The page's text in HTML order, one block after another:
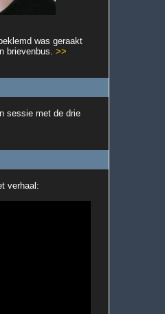
was geraakt
brievenbus. >>
sessie met de drie
verhaal: